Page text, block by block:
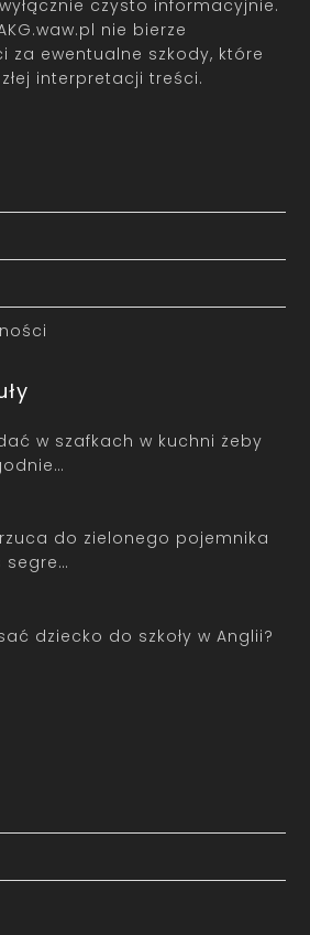
czysto informacyjnie.
nie bierze
za ewentualne szkody, które
interpretacji treści.
w szafkach w kuchni żeby
do zielonego pojemnika
segre…
dziecko do szkoły w Anglii?